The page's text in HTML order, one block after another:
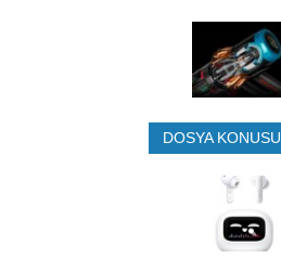
DOSYA KONUSU